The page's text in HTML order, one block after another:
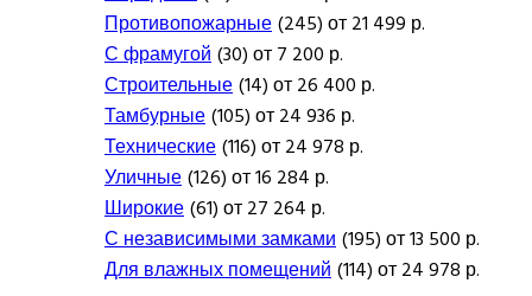
Противопожарные(245) от 21 499 р.
С фрамугой(30) от 7 200 р.
Строительные(14) от 26 400 р.
Тамбурные(105) от 24 936 р.
Технические(116) от 24 978 р.
Уличные(126) от 16 284 р.
Широкие(61) от 27 264 р.
С независимыми замками(195) от 13 500 р.
Для влажных помещений(114) от 24 978 р.